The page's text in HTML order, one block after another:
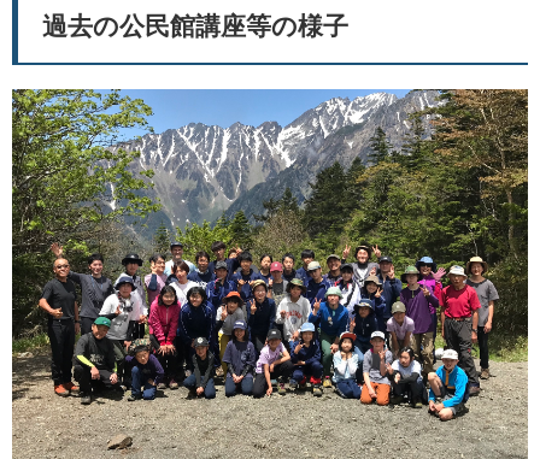
過去の公民館講座等の様子